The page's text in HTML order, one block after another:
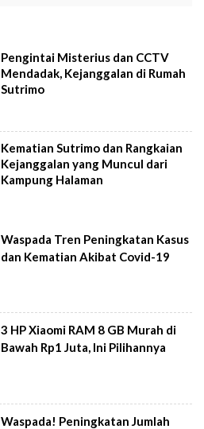
Pengintai Misterius dan CCTV
Mendadak, Kejanggalan di Rumah
Sutrimo
Kematian Sutrimo dan Rangkaian
Kejanggalan yang Muncul dari
Kampung Halaman
Waspada Tren Peningkatan Kasus
dan Kematian Akibat Covid-19
3 HP Xiaomi RAM 8 GB Murah di
Bawah Rp1 Juta, Ini Pilihannya
Waspada! Peningkatan Jumlah